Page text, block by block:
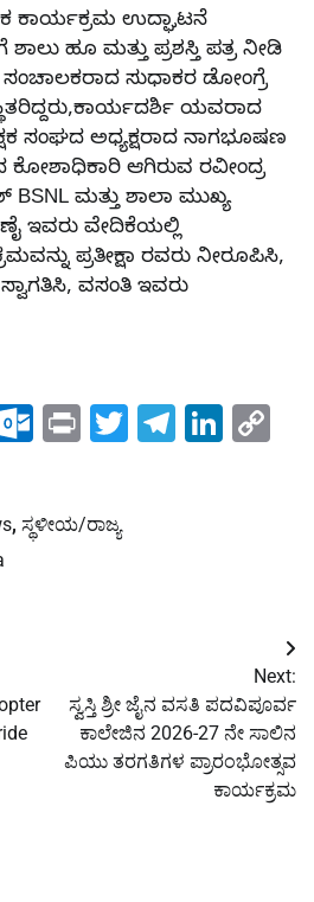
ಕಾರ್ಯಕ್ರಮ ಉದ್ಘಾಟನೆ
ಹೂ ಮತ್ತು ಪ್ರಶಸ್ತಿ ಪತ್ರ ನೀಡಿ
ಸುಧಾಕರ ಡೋಂಗ್ರೆ
ಯವರಾದ
ಸಂಘದ ಅಧ್ಯಕ್ಷರಾದ ನಾಗಭೂಷಣ
ಕೋಶಾಧಿಕಾರಿ ಆಗಿರುವ ರವೀಂದ್ರ
ಮತ್ತು ಶಾಲಾ ಮುಖ್ಯ
ಇವರು ವೇದಿಕೆಯಲ್ಲಿ
ಪ್ರತೀಕ್ಷಾ ರವರು ನೀರೂಪಿಸಿ,
ವಸಂತಿ ಇವರು
Outlook.com
PrintTwitter
, ಸ್ಥಳೀಯ/ರಾಜ್ಯ
Next:
ಸ್ವಸ್ತಿ ಶ್ರೀ ಜೈನ ವಸತಿ ಪದವಿಪೂರ್ವ
ಕಾಲೇಜಿನ 2026-27 ನೇ ಸಾಲಿನ
ಪಿಯು ತರಗತಿಗಳ ಪ್ರಾರಂಭೋತ್ಸವ
ಕಾರ್ಯಕ್ರಮ